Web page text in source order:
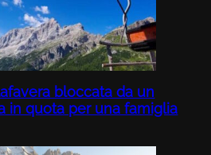
bloccata da un
in quota per una famiglia